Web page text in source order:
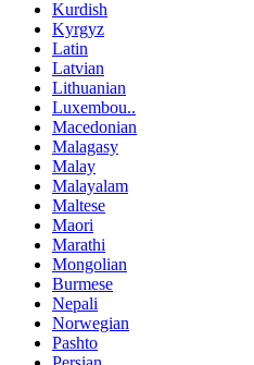
Kurdish
Kyrgyz
Latin
Latvian
Lithuanian
Luxembou..
Macedonian
Malagasy
Malay
Malayalam
Maltese
Maori
Marathi
Mongolian
Burmese
Nepali
Norwegian
Pashto